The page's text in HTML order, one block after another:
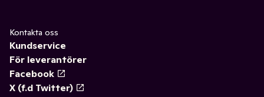
Kontakta oss
Kundservice
För leverantörer
Facebook
X (f.d Twitter)